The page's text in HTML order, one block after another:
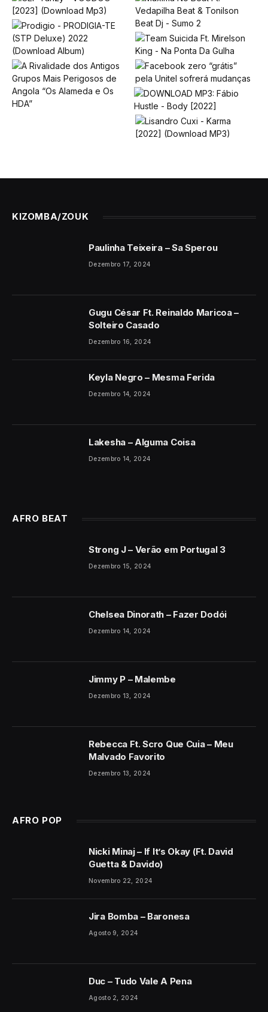
KIZOMBA/ZOUK
Paulinha Teixeira – Sa Sperou
Dezembro 17, 2024
Gugu César Ft. Reinaldo Maricoa –
Solteiro Casado
Dezembro 16, 2024
Keyla Negro – Mesma Ferida
Dezembro 14, 2024
Lakesha – Alguma Coisa
Dezembro 14, 2024
AFRO BEAT
Strong J – Verão em Portugal 3
Dezembro 15, 2024
Chelsea Dinorath – Fazer Dodói
Dezembro 14, 2024
Jimmy P – Malembe
Dezembro 13, 2024
Rebecca Ft. Scro Que Cuia – Meu
Malvado Favorito
Dezembro 13, 2024
AFRO POP
Nicki Minaj – If It’s Okay (Ft. David
Guetta & Davido)
Novembro 22, 2024
Jira Bomba – Baronesa
Agosto 9, 2024
Duc – Tudo Vale A Pena
Agosto 2, 2024